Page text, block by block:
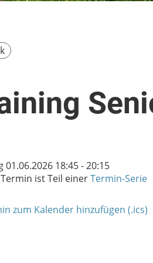
01.06.2026 18:45 - 20:15
ist Teil einerTermin-Serie
zum Kalender hinzufügen (.ics)